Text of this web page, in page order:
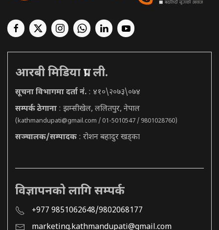
आरबी मिडिया प्रा. ली.
सूचना विभागमा दर्ता नं. : ४१०\२०७३\०७४
सम्पर्क ठेगाना : झम्सीखेल, ललितपुर, नेपाल
(kathmandupati@gmail.com / 01-5010547 / 9801028760)
सञ्चालक/सम्पादक : रोशन बहादुर खड्का
विज्ञापनको लागि सम्पर्क
+977 9851062648/9802068177
marketing.kathmandupati@gmail.com